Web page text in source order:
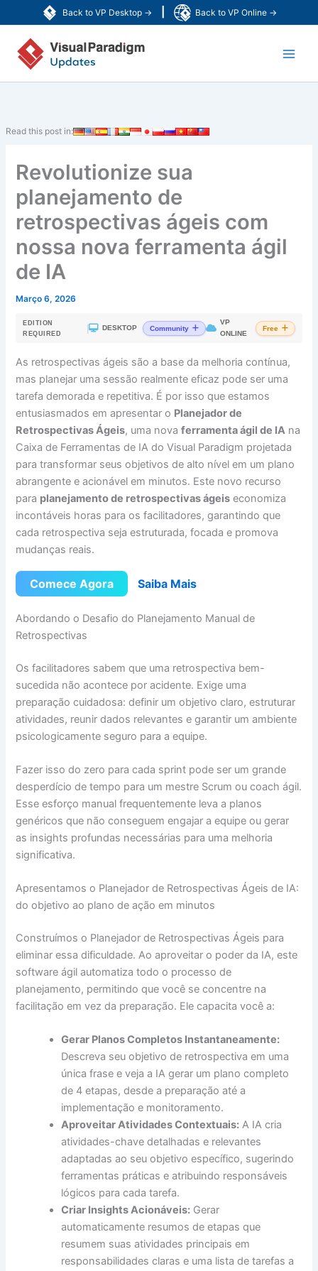
Back to VP Desktop → Back to VP Online →
to
content
Read this post in:
Revolutionize sua
planejamento de
retrospectivas ágeis com
nossa nova ferramenta ágil
de IA
Março 6, 2026
EDITION
REQUIRED
| DESKTOP Community
VP
ONLINE
Free
As retrospectivas ágeis são a base da melhoria contínua,
mas planejar uma sessão realmente eficaz pode ser uma
tarefa demorada e repetitiva. É por isso que estamos
entusiasmados em apresentar o Planejador de
Retrospectivas Ágeis, uma novaferramenta ágil de IA na
Caixa de Ferramentas de IA do Visual Paradigm projetada
para transformar seus objetivos de alto nível em um plano
abrangente e acionável em minutos. Este novo recurso
para planejamento de retrospectivas ágeis economiza
incontáveis horas para os facilitadores, garantindo que
cada retrospectiva seja estruturada, focada e promova
mudanças reais.
Comece Agora Saiba Mais
Abordando o Desafio do Planejamento Manual de
Retrospectivas
Os facilitadores sabem que uma retrospectiva bem-
sucedida não acontece por acidente. Exige uma
preparação cuidadosa: definir um objetivo claro, estruturar
atividades, reunir dados relevantes e garantir um ambiente
psicologicamente seguro para a equipe.
Fazer isso do zero para cada sprint pode ser um grande
desperdício de tempo para um mestre Scrum ou coach ágil.
Esse esforço manual frequentemente leva a planos
genéricos que não conseguem engajar a equipe ou gerar
as insights profundas necessárias para uma melhoria
significativa.
Apresentamos o Planejador de Retrospectivas Ágeis de IA:
do objetivo ao plano de ação em minutos
Construímos o Planejador de Retrospectivas Ágeis para
eliminar essa dificuldade. Ao aproveitar o poder da IA, este
software ágil automatiza todo o processo de
planejamento, permitindo que você se concentre na
facilitação em vez da preparação. Ele capacita você a:
Gerar Planos Completos Instantaneamente:
Descreva seu objetivo de retrospectiva em uma
única frase e veja a IA gerar um plano completo
de 4 etapas, desde a preparação até a
implementação e monitoramento.
Aproveitar Atividades Contextuais: A IA cria
atividades-chave detalhadas e relevantes
adaptadas ao seu objetivo específico, sugerindo
ferramentas práticas e atribuindo responsáveis
lógicos para cada tarefa.
Criar Insights Acionáveis: Gerar
automaticamente resumos de etapas que
resumem suas atividades principais em
responsabilidades claras e uma lista de tarefas a